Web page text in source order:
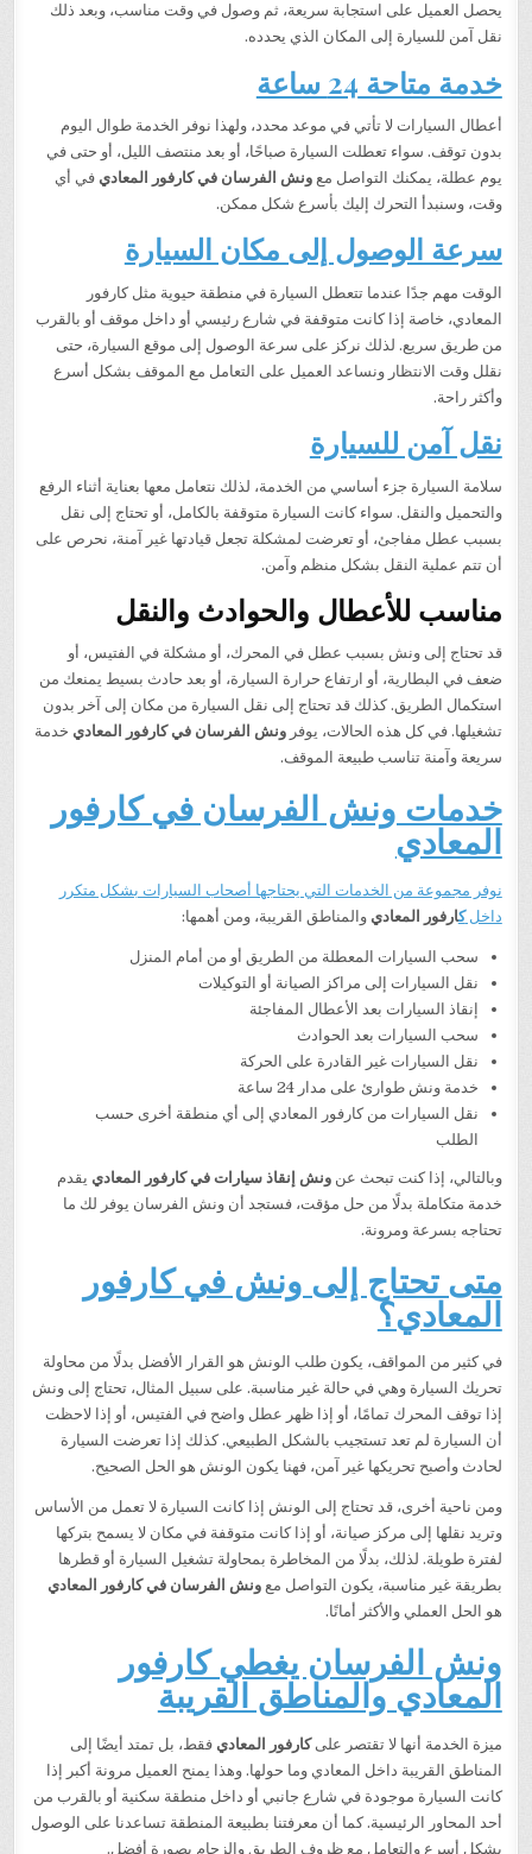
يحصل العميل على استجابة سريعة، ثم وصول في وقت مناسب، وبعد ذلك
نقل آمن للسيارة إلى المكان الذي يحدده.
خدمة متاحة 24 ساعة
أعطال السيارات لا تأتي في موعد محدد، ولهذا نوفر الخدمة طوال اليوم
بدون توقف. سواء تعطلت السيارة صباحًا، أو بعد منتصف الليل، أو حتى في
يوم عطلة، يمكنك التواصل معونش الفرسان في كارفور المعادي في أي
وقت، وسنبدأ التحرك إليك بأسرع شكل ممكن.
سرعة الوصول إلى مكان السيارة
الوقت مهم جدًا عندما تتعطل السيارة في منطقة حيوية مثل كارفور
المعادي، خاصة إذا كانت متوقفة في شارع رئيسي أو داخل موقف أو بالقرب
من طريق سريع. لذلك نركز على سرعة الوصول إلى موقع السيارة، حتى
نقلل وقت الانتظار ونساعد العميل على التعامل مع الموقف بشكل أسرع
وأكثر راحة.
نقل آمن للسيارة
سلامة السيارة جزء أساسي من الخدمة، لذلك نتعامل معها بعناية أثناء الرفع
والتحميل والنقل. سواء كانت السيارة متوقفة بالكامل، أو تحتاج إلى نقل
بسبب عطل مفاجئ، أو تعرضت لمشكلة تجعل قيادتها غير آمنة، نحرص على
أن تتم عملية النقل بشكل منظم وآمن.
مناسب للأعطال والحوادث والنقل
قد تحتاج إلى ونش بسبب عطل في المحرك، أو مشكلة في الفتيس، أو
ضعف في البطارية، أو ارتفاع حرارة السيارة، أو بعد حادث بسيط يمنعك من
استكمال الطريق. كذلك قد تحتاج إلى نقل السيارة من مكان إلى آخر بدون
تشغيلها. في كل هذه الحالات، يوفرونش الفرسان في كارفور المعادي خدمة
سريعة وآمنة تناسب طبيعة الموقف.
خدمات ونش الفرسان في كارفور
المعادي
نوفر مجموعة من الخدمات التي يحتاجها أصحاب السيارات بشكل متكرر
داخلكارفور المعادي والمناطق القريبة، ومن أهمها:
سحب السيارات المعطلة من الطريق أو من أمام المنزل
نقل السيارات إلى مراكز الصيانة أو التوكيلات
إنقاذ السيارات بعد الأعطال المفاجئة
سحب السيارات بعد الحوادث
نقل السيارات غير القادرة على الحركة
خدمة ونش طوارئ على مدار 24 ساعة
نقل السيارات من كارفور المعادي إلى أي منطقة أخرى حسب
الطلب
وبالتالي، إذا كنت تبحث عنونش إنقاذ سيارات في كارفور المعادي يقدم
خدمة متكاملة بدلًا من حل مؤقت، فستجد أن ونش الفرسان يوفر لك ما
تحتاجه بسرعة ومرونة.
متى تحتاج إلى ونش في كارفور
المعادي؟
في كثير من المواقف، يكون طلب الونش هو القرار الأفضل بدلًا من محاولة
تحريك السيارة وهي في حالة غير مناسبة. على سبيل المثال، تحتاج إلى ونش
إذا توقف المحرك تمامًا، أو إذا ظهر عطل واضح في الفتيس، أو إذا لاحظت
أن السيارة لم تعد تستجيب بالشكل الطبيعي. كذلك إذا تعرضت السيارة
لحادث وأصبح تحريكها غير آمن، فهنا يكون الونش هو الحل الصحيح.
ومن ناحية أخرى، قد تحتاج إلى الونش إذا كانت السيارة لا تعمل من الأساس
وتريد نقلها إلى مركز صيانة، أو إذا كانت متوقفة في مكان لا يسمح بتركها
لفترة طويلة. لذلك، بدلًا من المخاطرة بمحاولة تشغيل السيارة أو قطرها
بطريقة غير مناسبة، يكون التواصل معونش الفرسان في كارفور المعادي
هو الحل العملي والأكثر أمانًا.
ونش الفرسان يغطي كارفور
المعادي والمناطق القريبة
ميزة الخدمة أنها لا تقتصر علىكارفور المعادي فقط، بل تمتد أيضًا إلى
المناطق القريبة داخل المعادي وما حولها. وهذا يمنح العميل مرونة أكبر إذا
كانت السيارة موجودة في شارع جانبي أو داخل منطقة سكنية أو بالقرب من
أحد المحاور الرئيسية. كما أن معرفتنا بطبيعة المنطقة تساعدنا على الوصول
بشكل أسرع والتعامل مع ظروف الطريق والزحام بصورة أفضل.